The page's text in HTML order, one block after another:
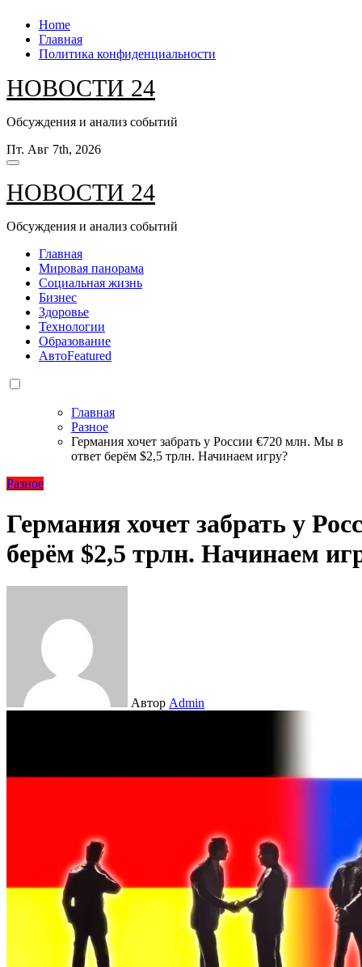
Перейти
содержанию
Home
Главная
Политика конфиденциальности
НОВОСТИ 24
Обсуждения и анализ событий
Пт. Авг 7th, 2026
НОВОСТИ 24
Обсуждения и анализ событий
Главная
Мировая панорама
Социальная жизнь
Бизнес
Здоровье
Технологии
Образование
АвтоFeatured
Главная
Разное
Германия хочет забрать у России €720 млн. Мы в
ответ берём $2,5 трлн. Начинаем игру?
Разное
Германия хочет забрать у
берём $2,5 трлн. Начинаем
Автор Admin